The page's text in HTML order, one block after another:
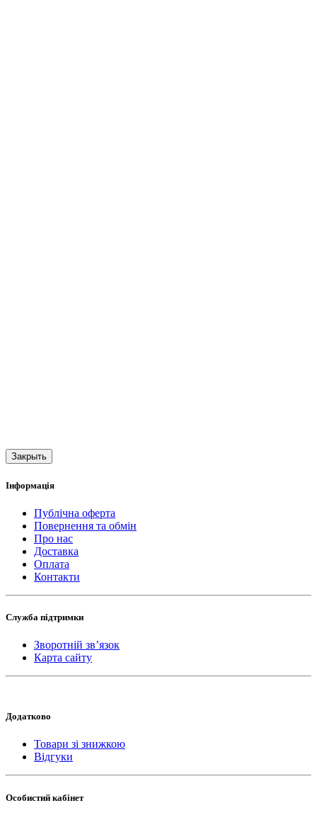
Закрыть
Інформація
Публічна оферта
Повернення та обмін
Про нас
Доставка
Оплата
Контакти
Служба підтримки
Зворотній зв’язок
Карта сайту
Додатково
Товари зі знижкою
Відгуки
Особистий кабінет